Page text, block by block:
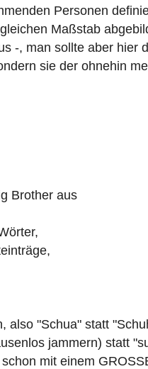
Personen
Maßstab
-, man sollte aber hier
sie der ohnehin
Brother aus
"Schua" statt
jammern) statt
mit einem